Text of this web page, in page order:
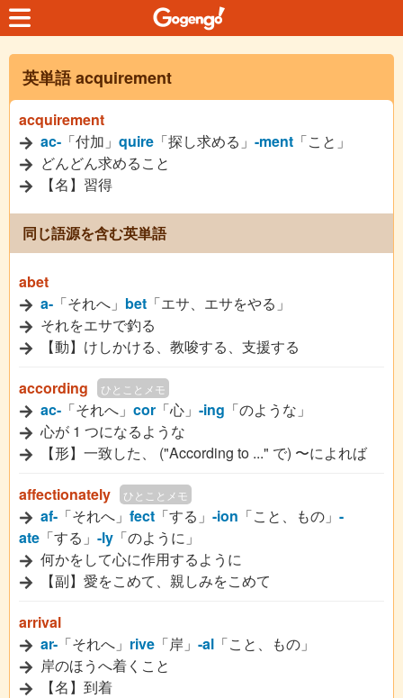
英単語 acquirement
acquirement
ac- 「付加」 quire 「探し求める」 -ment 「こと」
どんどん求めること
【名】習得
同じ語源を含む英単語
abet
a- 「それへ」 bet 「エサ、エサをやる」
それをエサで釣る
【動】けしかける、教唆する、支援する
according
ひとことメモ
ac- 「それへ」 cor 「心」 -ing 「のような」
心が 1 つになるような
【形】一致した、 ("According to ..." で) 〜によれば
affectionately
ひとことメモ
af- 「それへ」 fect 「する」 -ion 「こと、もの」 -
ate 「する」 -ly 「のように」
何かをして心に作用するように
【副】愛をこめて、親しみをこめて
arrival
ar- 「それへ」 rive 「岸」 -al 「こと、もの」
岸のほうへ着くこと
【名】到着